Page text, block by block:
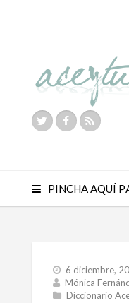
PINCHA AQUÍ
6 diciembre,
Mónica
Diccionario